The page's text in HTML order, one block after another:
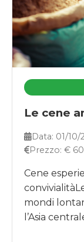
Le cene
Data: 01/10/
Prezzo: €
Cene
mondi
l’Asia